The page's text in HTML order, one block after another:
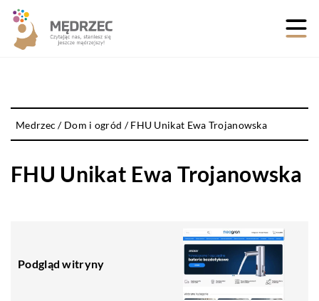
Medrzec / Dom i ogród /FHU Unikat Ewa Trojanowska
FHU Unikat Ewa Trojanowska
Podgląd witryny